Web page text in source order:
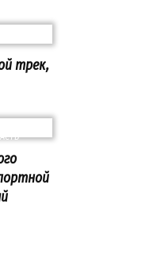
трек,